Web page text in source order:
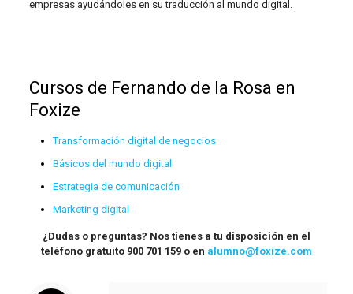
empresas ayudándoles en su traducción al mundo digital.
Cursos de Fernando de la Rosa en
Foxize
Transformación digital de negocios
Básicos del mundo digital
Estrategia de comunicación
Marketing digital
¿Dudas o preguntas? Nos tienes a tu disposición en el
teléfono gratuito 900 701 159 o en alumno@foxize.com